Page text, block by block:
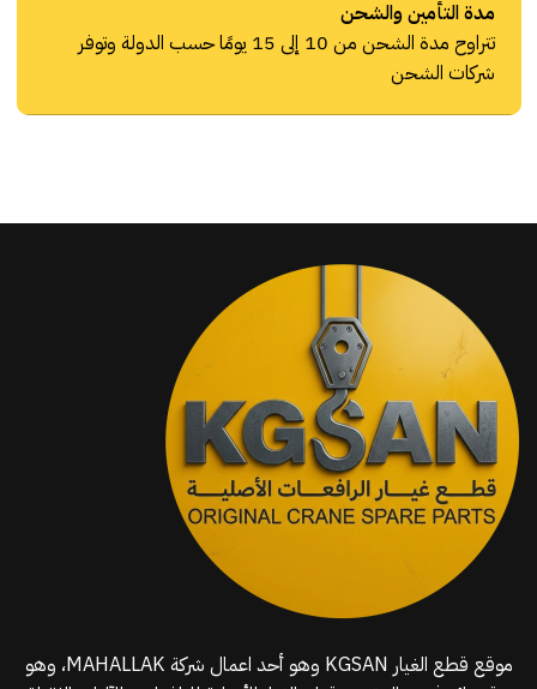
مدة التأمين والشحن
تتراوح مدة الشحن من 10 إلى 15 يومًا حسب الدولة وتوفر
شركات الشحن
موقع قطع الغيار KGSAN وهو أحد اعمال شركة MAHALLAK، وهو